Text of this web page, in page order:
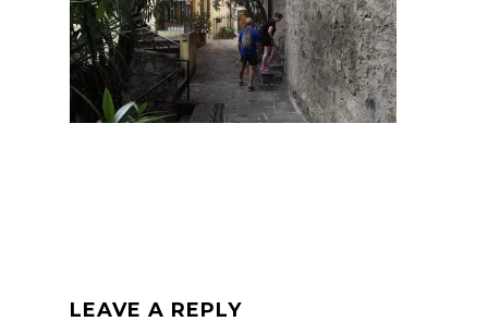
LEAVE A REPLY